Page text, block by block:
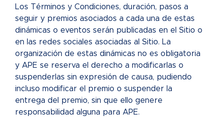
Los Términos y Condiciones, duración, pasos a
seguir y premios asociados a cada una de estas
dinámicas o eventos serán publicadas en el Sitio o
en las redes sociales asociadas al Sitio. La
organización de estas dinámicas no es obligatoria
y APE se reserva el derecho a modificarlas o
suspenderlas sin expresión de causa, pudiendo
incluso modificar el premio o suspender la
entrega del premio, sin que ello genere
responsabilidad alguna para APE.